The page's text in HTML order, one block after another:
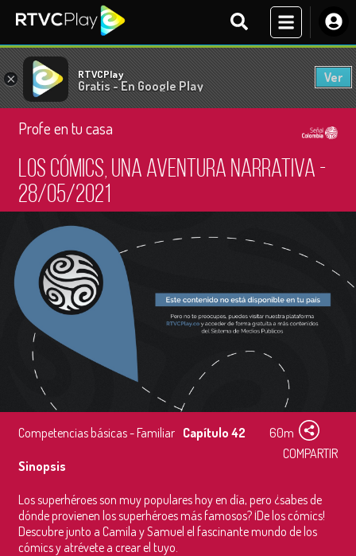
× RTVCPlay
Gratis - En Google Play
Ver
Profe en tu casa
Los cómics, una aventura narrativa -
28/05/2021
Competencias básicas - Familiar Capítulo 42
60m
COMPARTIR
Sinopsis
Los superhéroes son muy populares hoy en día, pero ¿sabes de
dónde provienen los superhéroes más famosos? ¡De los cómics!
Descubre junto a Camila y Samuel el fascinante mundo de los
cómics y atrévete a crear el tuyo.